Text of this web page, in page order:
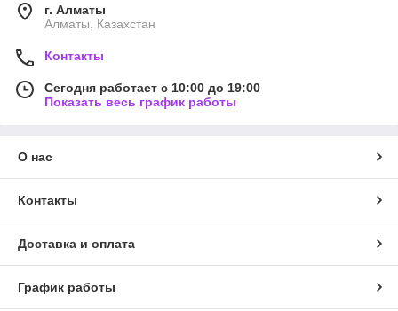
г. Алматы
Алматы, Казахстан
Контакты
Сегодня работает с 10:00 до 19:00
Показать весь график работы
О нас
Контакты
Доставка и оплата
График работы